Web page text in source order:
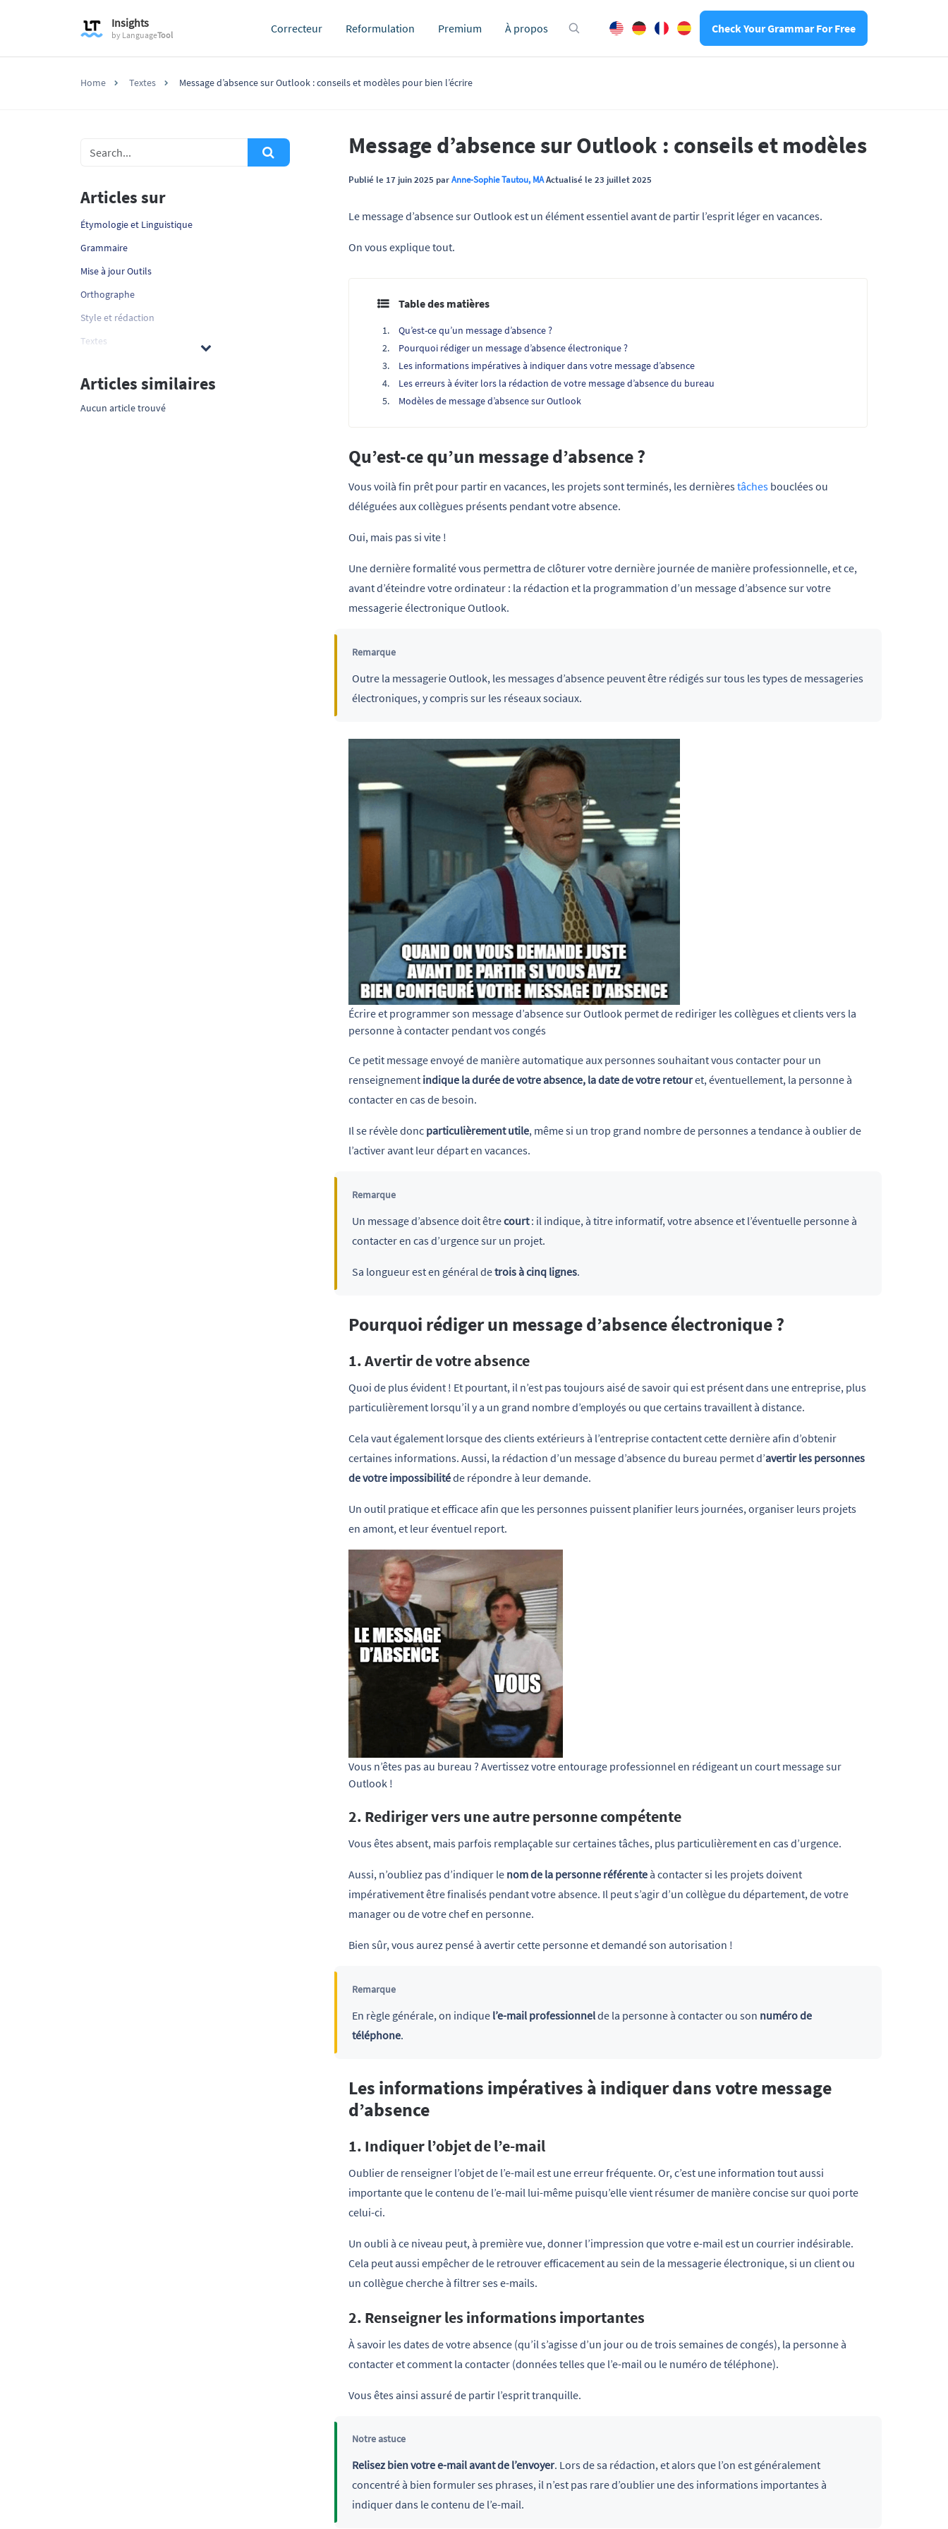
Insights
by LanguageTool Correcteur Reformulation Premium À propos Check Your Grammar For Free
Home Textes Message d’absence sur Outlook : conseils et modèles pour bien l’écrire
Message d’absence sur Outlook : conseils et modèles
Publié le 17 juin 2025 parAnne-Sophie Tautou, MAActualisé le 23 juillet 2025
Le message d’absence sur Outlook est un élément essentiel avant de partir l’esprit léger en vacances.
On vous explique tout.
Table des matières
Qu’est-ce qu’un message d’absence ?
Pourquoi rédiger un message d’absence électronique ?
Les informations impératives à indiquer dans votre message d’absence
Les erreurs à éviter lors la rédaction de votre message d’absence du bureau
Modèles de message d’absence sur Outlook
Qu’est-ce qu’un message d’absence ?
Vous voilà fin prêt pour partir en vacances, les projets sont terminés, les dernièrestâches bouclées ou
déléguées aux collègues présents pendant votre absence.
Oui, mais pas si vite !
Une dernière formalité vous permettra de clôturer votre dernière journée de manière professionnelle, et ce,
avant d’éteindre votre ordinateur : la rédaction et la programmation d’un message d’absence sur votre
messagerie électronique Outlook.
Remarque
Outre la messagerie Outlook, les messages d’absence peuvent être rédigés sur tous les types de messageries
électroniques, y compris sur les réseaux sociaux.
Écrire et programmer son message d’absence sur Outlook permet de rediriger les collègues et clients vers la
personne à contacter pendant vos congés
Ce petit message envoyé de manière automatique aux personnes souhaitant vous contacter pour un
renseignement indique la durée de votre absence, la date de votre retouret, éventuellement, la personne à
contacter en cas de besoin.
Il se révèle donc particulièrement utile, même si un trop grand nombre de personnes a tendance à oublier de
l’activer avant leur départ en vacances.
Remarque
Un message d’absence doit êtrecourt: il indique, à titre informatif, votre absence et l’éventuelle personne à
contacter en cas d’urgence sur un projet.
Sa longueur est en général detrois à cinq lignes.
Pourquoi rédiger un message d’absence électronique ?
1. Avertir de votre absence
Quoi de plus évident ! Et pourtant, il n’est pas toujours aisé de savoir qui est présent dans une entreprise, plus
particulièrement lorsqu’il y a un grand nombre d’employés ou que certains travaillent à distance.
Cela vaut également lorsque des clients extérieurs à l’entreprise contactent cette dernière afin d’obtenir
certaines informations. Aussi, la rédaction d’un message d’absence du bureau permet d’avertir les personnes
de votre impossibilitéde répondre à leur demande.
Un outil pratique et efficace afin que les personnes puissent planifier leurs journées, organiser leurs projets
en amont, et leur éventuel report.
Vous n’êtes pas au bureau ? Avertissez votre entourage professionnel en rédigeant un court message sur
Outlook !
2. Rediriger vers une autre personne compétente
Vous êtes absent, mais parfois remplaçable sur certaines tâches, plus particulièrement en cas d’urgence.
Aussi, n’oubliez pas d’indiquer le nom de la personne référenteà contacter si les projets doivent
impérativement être finalisés pendant votre absence. Il peut s’agir d’un collègue du département, de votre
manager ou de votre chef en personne.
Bien sûr, vous aurez pensé à avertir cette personne et demandé son autorisation !
Remarque
En règle générale, on indique l’e-mail professionnelde la personne à contacter ou son numéro de
téléphone.
Les informations impératives à indiquer dans votre message
d’absence
1. Indiquer l’objet de l’e-mail
Oublier de renseigner l’objet de l’e-mail est une erreur fréquente. Or, c’est une information tout aussi
importante que le contenu de l’e-mail lui-même puisqu’elle vient résumer de manière concise sur quoi porte
celui-ci.
Un oubli à ce niveau peut, à première vue, donner l’impression que votre e-mail est un courrier indésirable.
Cela peut aussi empêcher de le retrouver efficacement au sein de la messagerie électronique, si un client ou
un collègue cherche à filtrer ses e-mails.
2. Renseigner les informations importantes
À savoir les dates de votre absence (qu’il s’agisse d’un jour ou de trois semaines de congés), la personne à
contacter et comment la contacter (données telles que l’e-mail ou le numéro de téléphone).
Vous êtes ainsi assuré de partir l’esprit tranquille.
Notre astuce
Relisez bien votre e-mail avant de l’envoyer. Lors de sa rédaction, et alors que l’on est généralement
concentré à bien formuler ses phrases, il n’est pas rare d’oublier une des informations importantes à
indiquer dans le contenu de l’e-mail.
Articles sur
Étymologie et Linguistique
Grammaire
Mise à jour Outils
Orthographe
Style et rédaction
Textes
Articles similaires
Aucun article trouvé